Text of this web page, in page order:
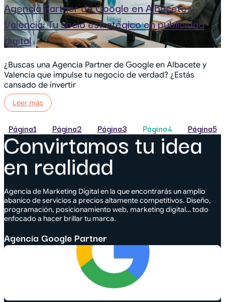
Agencia Partner de Google en Albacete y
Valencia: Tu socio estratégico en publicidad
digital
¿Buscas una Agencia Partner de Google en Albacete y
Valencia que impulse tu negocio de verdad? ¿Estás
cansado de invertir
Leer más
Página1 Página2 Página3 Página4 Página5
Convirtamos tu idea
en realidad
Agencia de Marketing Digital en la que encontrarás un amplio
abanico de servicios a precios altamente competitivos. Diseño,
programación, posicionamiento web, marketing digital… todo
enfocado a hacer brillar tu marca.
Agencia Google Partner